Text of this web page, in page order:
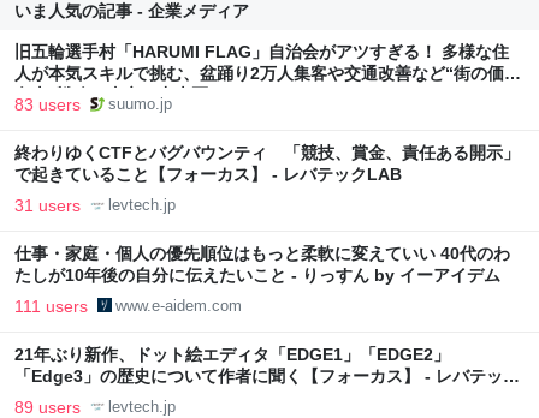
いま人気の記事 - 企業メディア
旧五輪選手村「HARUMI FLAG」自治会がアツすぎる！ 多様な住
人が本気スキルで挑む、盆踊り2万人集客や交通改善など“街の価値
向上”戦略 東京・中央区
83 users suumo.jp
終わりゆくCTFとバグバウンティ 「競技、賞金、責任ある開示」
で起きていること【フォーカス】 - レバテックLAB
31 users levtech.jp
仕事・家庭・個人の優先順位はもっと柔軟に変えていい 40代のわ
たしが10年後の自分に伝えたいこと - りっすん by イーアイデム
111 users www.e-aidem.com
21年ぶり新作、ドット絵エディタ「EDGE1」「EDGE2」
「Edge3」の歴史について作者に聞く【フォーカス】 - レバテック
LAB
89 users levtech.jp